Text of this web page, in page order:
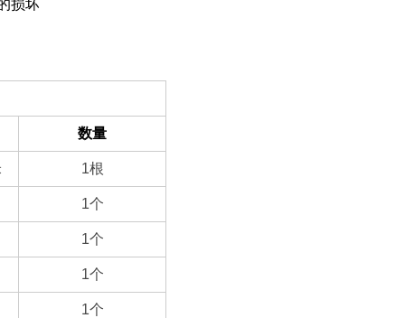
损坏
数量
1根
1个
1个
1个
1个